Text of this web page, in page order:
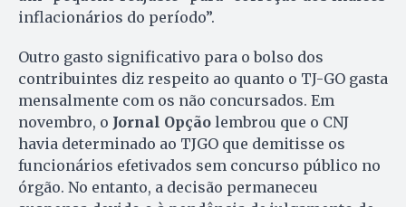
inflacionários do período”.
Outro gasto significativo para o bolso dos
contribuintes diz respeito ao quanto o TJ-GO gasta
mensalmente com os não concursados. Em
novembro, o Jornal Opção lembrou que o CNJ
havia determinado ao TJGO que demitisse os
funcionários efetivados sem concurso público no
órgão. No entanto, a decisão permaneceu